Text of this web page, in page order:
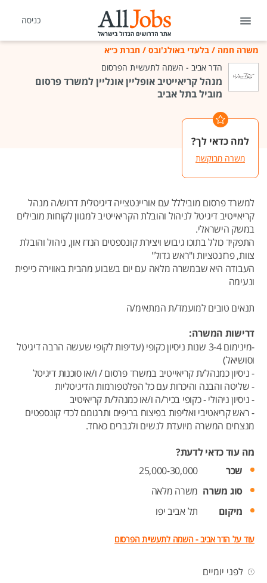
כניסה
משרה חמה / בלעדי באולג'ובס / חברת כ״א
הדר אביב - השמה לתעשיית הפרסום
מנהל קריאייטיב אופליין אונליין למשרד פרסום
מוביל בתל אביב
למה כדאי לך?
משרה מבוקשת
למשרד פרסום מוביללל עם אוריינטצייה דיגיטלית דרוש/ה מנהל
קריאייטיב דיגיטל לניהול והובלת הקריאייטיב למגוון לקוחות מובילים
במשק הישראלי.
התפקיד כולל בתוכו גיבוש ויצירת קונספטים הנדז און, ניהול והובלת
צוות, פרזנטציות ו"ראש גדול"
העבודה היא שבמשרה מלאה עם יום בשבוע מהבית באווירה כייפית
ונעימה
תנאים טובים למועמד/ת המתאימ/ה
דרישות המשרה:
-מינימום 3-4 שנות ניסיון כקופי (עדיפות לקופי שעשה הרבה דיגיטל
וסושיאל)
- ניסיון כמנהל/ת קריאייטיב במשרד פרסום / ו/או סוכנות דיגיטל
- שליטה והבנה והיכרות עם כל הפלטפורמות הדיגיטליות
- ניסיון ניהולי - כקופי בכיר/ה ו/או כמנהל/ת קריאיטיב
- ראש קריאטיבי ואליפות בפיצוח בריפים ותרגומם לכדי קונספטים
מנצחים המשרה מיועדת לנשים ולגברים כאחד.
מה עוד כדאי לדעת?
שכר
25,000-30,000
סוג משרה משרה מלאה
מיקום
תל אביב יפו
עוד על הדר אביב - השמה לתעשיית הפרסום
לפני יומיים